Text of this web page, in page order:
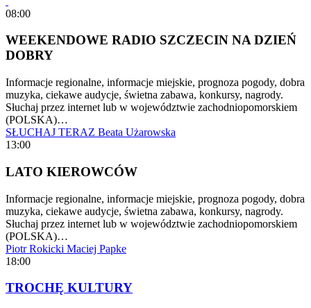
08:00
WEEKENDOWE RADIO SZCZECIN NA DZIEŃ
DOBRY
Informacje regionalne, informacje miejskie, prognoza pogody, dobra
muzyka, ciekawe audycje, świetna zabawa, konkursy, nagrody.
Słuchaj przez internet lub w województwie zachodniopomorskiem
(POLSKA)…
SŁUCHAJ TERAZ Beata Użarowska
13:00
LATO KIEROWCÓW
Informacje regionalne, informacje miejskie, prognoza pogody, dobra
muzyka, ciekawe audycje, świetna zabawa, konkursy, nagrody.
Słuchaj przez internet lub w województwie zachodniopomorskiem
(POLSKA)…
Piotr Rokicki Maciej Papke
18:00
TROCHĘ KULTURY